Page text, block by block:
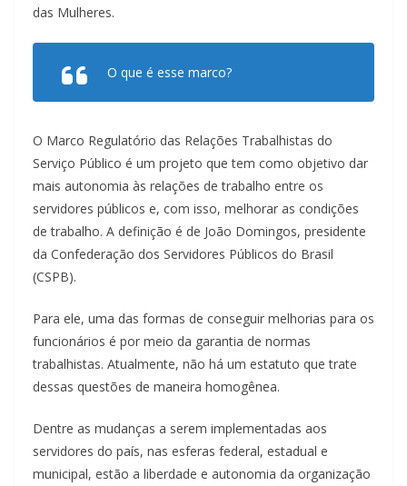
das Mulheres.
O que é esse marco?
O Marco Regulatório das Relações Trabalhistas do
Serviço Público é um projeto que tem como objetivo dar
mais autonomia às relações de trabalho entre os
servidores públicos e, com isso, melhorar as condições
de trabalho. A definição é de João Domingos, presidente
da Confederação dos Servidores Públicos do Brasil
(CSPB).
Para ele, uma das formas de conseguir melhorias para os
funcionários é por meio da garantia de normas
trabalhistas. Atualmente, não há um estatuto que trate
dessas questões de maneira homogênea.
Dentre as mudanças a serem implementadas aos
servidores do país, nas esferas federal, estadual e
municipal, estão a liberdade e autonomia da organização